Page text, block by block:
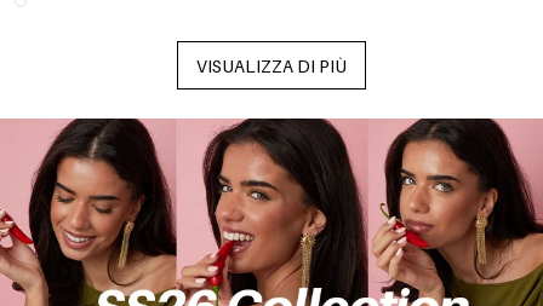
VISUALIZZA DI PIÙ